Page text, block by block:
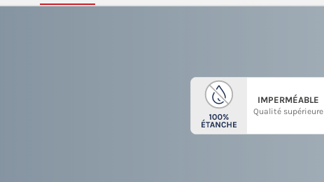
IMPERMÉABLE
Qualité supérieure